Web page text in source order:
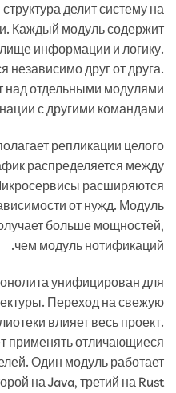
делит систему на
Каждый модуль содержит
информации и логику.
друг от друга.
отдельными модулями
с другими командами.
репликации целого
распределяется между
расширяются
от нужд. Модуль
больше мощностей,
чем модуль нотификаций.
унифицирован для
Переход на свежую
влияет весь проект.
применять отличающиеся
Один модуль работает
на Java, третий на Rust.